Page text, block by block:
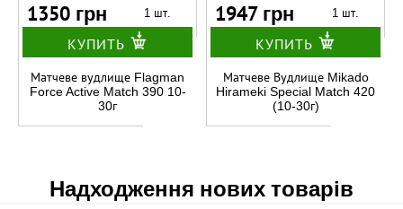
1350 грн 1 шт.
КУПИТЬ
Матчеве вудлище Flagman
Force Active Match 390 10-
30г
1947 грн 1 шт.
КУПИТЬ
Матчеве Вудлище Mikado
Hirameki Special Match 420
(10-30г)
Надходження нових товарів